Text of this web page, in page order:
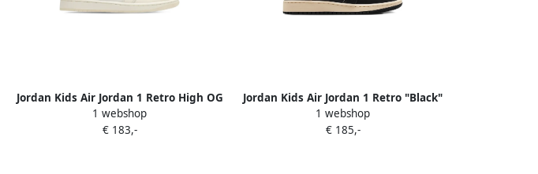
Jordan Kids Air Jordan 1 Retro High OG
"Sail University Red" sneakers Beige
1 webshop
€ 183,-
Jordan Kids Air Jordan 1 Retro "Black"
sneakers Zwart
1 webshop
€ 185,-